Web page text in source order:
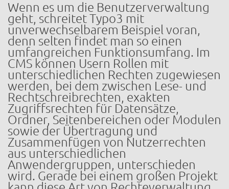
Wenn es um die Benutzerverwaltung
geht, schreitet Typo3 mit
unverwechselbarem Beispiel voran,
denn selten findet man so einen
umfangreichen Funktionsumfang. Im
CMS können Usern Rollen mit
unterschiedlichen Rechten zugewiesen
werden, bei dem zwischen Lese- und
Rechtschreibrechten, exakten
Zugriffsrechten für Datensätze,
Ordner, Seitenbereichen oder Modulen
sowie der Übertragung und
Zusammenfügen von Nutzerrechten
aus unterschiedlichen
Anwendergruppen, unterschieden
wird. Gerade bei einem großen Projekt